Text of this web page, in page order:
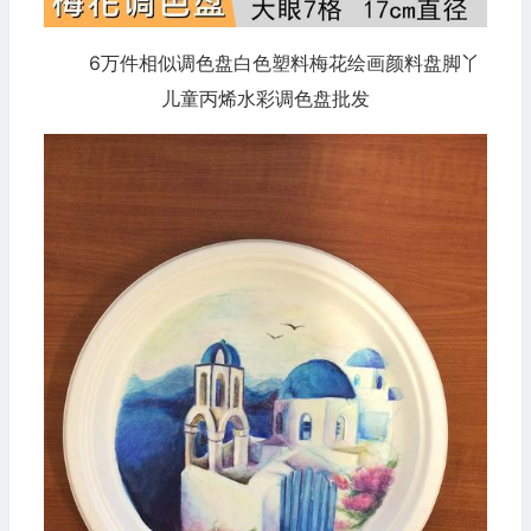
6万件相似调色盘白色塑料梅花绘画颜料盘脚丫
儿童丙烯水彩调色盘批发